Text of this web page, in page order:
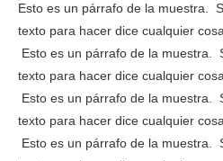
Esto es un párrafo de la muestra.
texto para hacer dice cualquier
Esto es un párrafo de la muestra.
texto para hacer dice cualquier
Esto es un párrafo de la muestra.
texto para hacer dice cualquier
Esto es un párrafo de la muestra.